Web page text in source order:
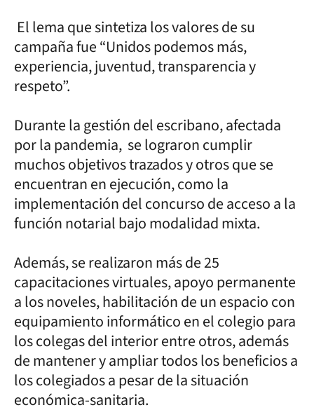
El lema que sintetiza los valores de su
campaña fue “Unidos podemos más,
experiencia, juventud, transparencia y
respeto”.
Durante la gestión del escribano, afectada
por la pandemia, se lograron cumplir
muchos objetivos trazados y otros que se
encuentran en ejecución, como la
implementación del concurso de acceso a la
función notarial bajo modalidad mixta.
Además, se realizaron más de 25
capacitaciones virtuales, apoyo permanente
a los noveles, habilitación de un espacio con
equipamiento informático en el colegio para
los colegas del interior entre otros, además
de mantener y ampliar todos los beneficios a
los colegiados a pesar de la situación
económica-sanitaria.